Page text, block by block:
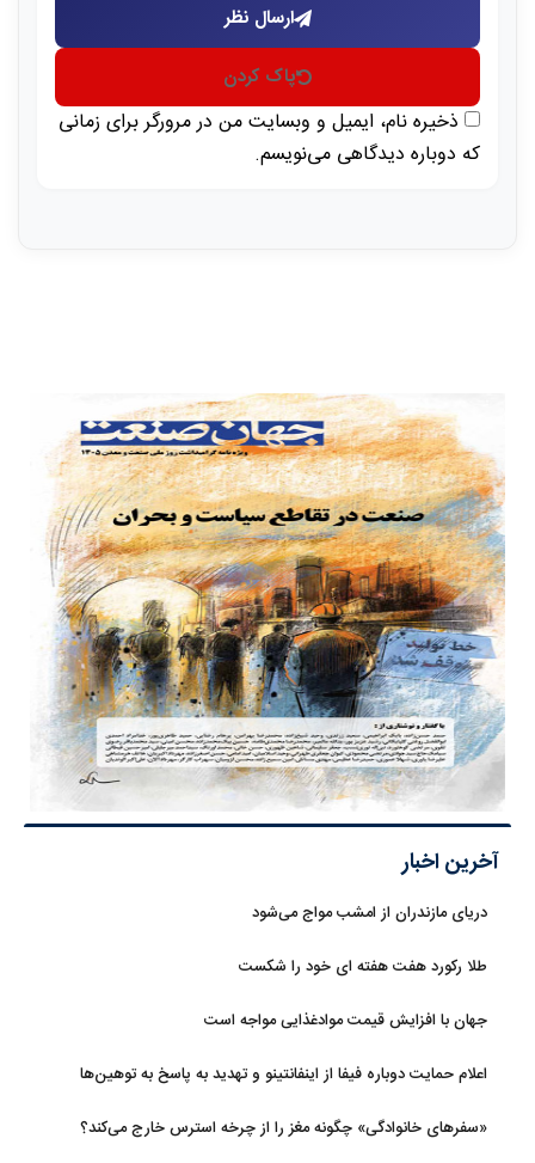
ارسال نظر
پاک کردن
ذخیره نام، ایمیل و وبسایت من در مرورگر برای زمانی
که دوباره دیدگاهی می‌نویسم.
آخرین اخبار
دریای مازندران از امشب مواج می‌شود
طلا رکورد هفت هفته ای خود را شکست
جهان با افزایش قیمت موادغذایی مواجه است
اعلام حمایت دوباره فیفا از اینفانتینو و تهدید به پاسخ به توهین‌ها
«سفرهای خانوادگی» چگونه مغز را از چرخه استرس خارج می‌کند؟